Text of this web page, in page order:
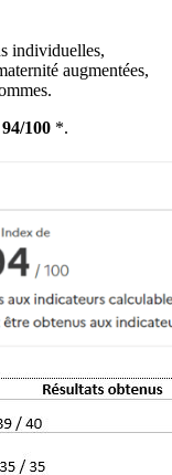
individuelles,
augmentées,
94/100 *.